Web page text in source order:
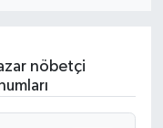
nöbetçi